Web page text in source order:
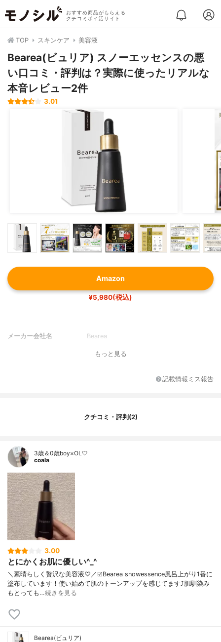
おすすめ商品がもらえる
クチコミポイ活サイト
TOP スキンケア 美容液
Bearea(ビュリア) スノーエッセンスの悪
い口コミ・評判は？実際に使ったリアルな
本音レビュー2件
3.01
Amazon
¥5,980(税込)
メーカー会社名 Bearea
もっと見る
記載情報ミス報告
クチコミ・評判(2)
3歳＆0歳boy×OL🤍
coala
3.00
とにかくお肌に優しい^_^
＼素晴らしく贅沢な美容液♡／☑️Bearea snowessence風呂上がり1番に
塗布しています！使い始めて肌のトーンアップを感じてます⤴️肌馴染み
もとっても…続きを見る
Bearea(ビュリア)